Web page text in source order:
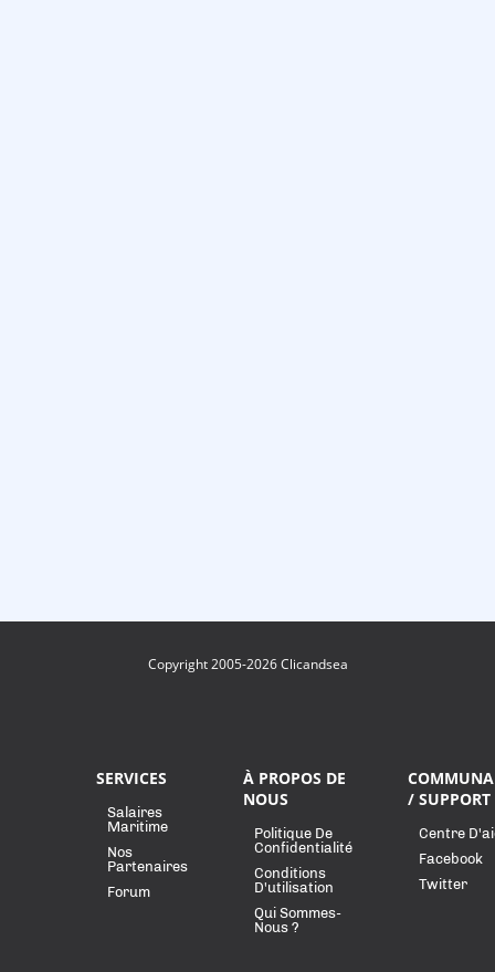
Copyright 2005-2026 Clicandsea
SERVICES
Salaires
Maritime
Nos
Partenaires
Forum
À PROPOS DE
NOUS
Politique De
Confidentialité
Conditions
D'utilisation
Qui Sommes-
Nous ?
/ SUPPORT
Centre
Facebook
Twitter